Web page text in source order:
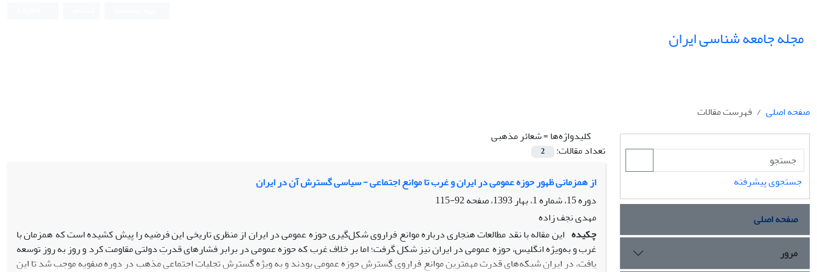
مجله جامعه شناسی ایران
صفحه اصلی
فهرست مقالات
کلیدواژه‌ها =شعائر مذهبی
تعداد مقالات:
2
از همزمانی ظهور حوزه عمومی در ایران و غرب تا موانع اجتماعی - سیاسی گسترش آن در ایران
دوره 15، شماره 1، بهار 1393، صفحه
92-115
مهدی نجف زاده
چکیده این مقاله با نقد مطالعات هنجاری درباره موانع فراروی شکل‌گیری حوزه عمومی در ایران از منظری تاریخی این فرضیه را پیش کشیده است که همزمان با
غرب و به‌ویژه انگلیس، حوزه عمومی در ایران نیز شکل گرفت؛ اما بر خلاف غرب که حوزه عمومی در برابر فشار‌های قدرتِ دولتی مقاومت کرد و روز به روز توسعه
یافت، در ایران شبکه‌های قدرت مهمترین موانع فراروی گسترش حوزه عمومی بودند و به ویژه گسترش تجلیات اجتماعی مذهب در دوره صفویه موجب شد تا این
جستجوی پیشرفته
صفحه اصلی
مرور